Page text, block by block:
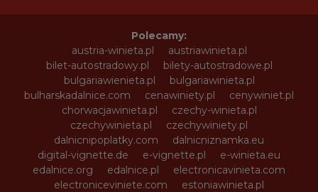
Polecamy:
austria-winieta.pl
austriawinieta.pl
bilet-autostradowy.pl
bilety-autostradowe.pl
bulgariawienieta.pl
bulgariawinieta.pl
bulharskadalnice.com
cenawiniety.pl
cenywiniet.pl
chorwacjawinieta.pl
czechy-winieta.pl
czechywinieta.pl
czechywiniety.pl
dalnicnipoplatky.com
dalnicniznamka.eu
digital-vignette.de
e-vignette.pl
e-winieta.eu
edalnice.org
edalnice.pl
electronicavinieta.com
electroniceviniete.com
estoniawinieta.pl